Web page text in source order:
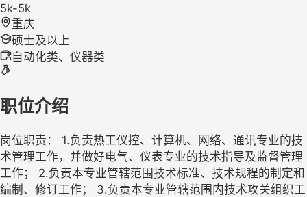
5k-5k
重庆
硕士及以上
自动化类、仪器类
职位介绍
岗位职责： 1.负责热工仪控、计算机、网络、通讯专业的技
术管理工作，并做好电气、仪表专业的技术指导及监督管理
工作； 2.负责本专业管辖范围技术标准、技术规程的制定和
编制、修订工作； 3.负责本专业管辖范围内技术攻关组织工